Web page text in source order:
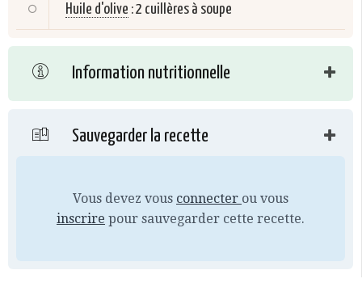
Huile d'olive :2 cuillères à soupe
Information nutritionnelle
Sauvegarder la recette
Vous devez vous connecter ou vous
inscrire pour sauvegarder cette recette.